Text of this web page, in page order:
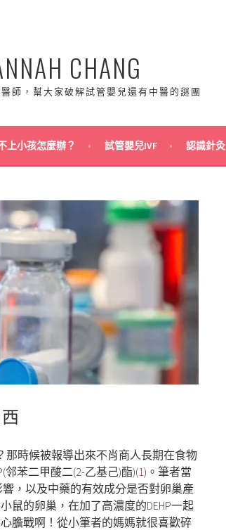
CHANG
師，幫大家破解試管嬰兒還有中醫的謎團
上小孩怎麼辦？ 試管嬰兒IVF 認識針灸
那時候被報導出來不肖商人長期在食物
苯二甲酸二(2-乙基己)酯)(1)。筆者當
，以及中藥的有效成分是否對卵巢產
鼠的卵巢，在加了高濃度的DEHP一起
膽戰啊！從小筆者的媽媽就很喜歡碎